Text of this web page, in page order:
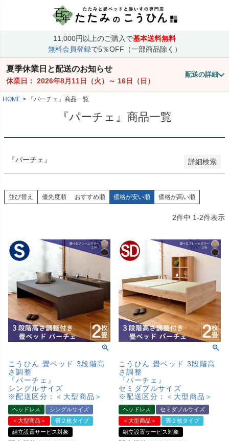
11,000円以上のご購入で基本送料無料
無料会員登録で5％OFF（一部商品除く）
夏季休業日と配送のお知らせ
休業日： 2026年8月11日（火） ～ 16日（日）
配送の詳細
HOME 『パーチェ』商品一覧
『パーチェ』商品一覧
『パーチェ』 詳細検索
〜
商品番号/JANコード
並び順
価格が安い順
価格が高い順
レビュー順
検索
並び替え 優先度順 おすすめ順 価格が安い順 価格が高い順
2件中 1-2件表示
こうひん 畳ベッド 3段階高
さ調整
『パーチェ』
シングルサイズ
※配送区分：＜大型商品＞
ヘッドレス
シングルサイズ
＜大型商品＞
畳２枚タイプ
組立設置サービス対象
こうひん 畳ベッド 3段階高
さ調整
『パーチェ』
セミダブルサイズ
※配送区分：＜大型商品＞
ヘッドレス
セミダブルサイズ
＜大型商品＞
畳２枚タイプ
組立設置サービス対象